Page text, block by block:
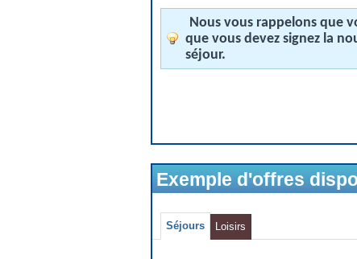
Nous vous rappelons que
que vous devez signez la
séjour.
Exemple d'offres
Séjours Loisirs